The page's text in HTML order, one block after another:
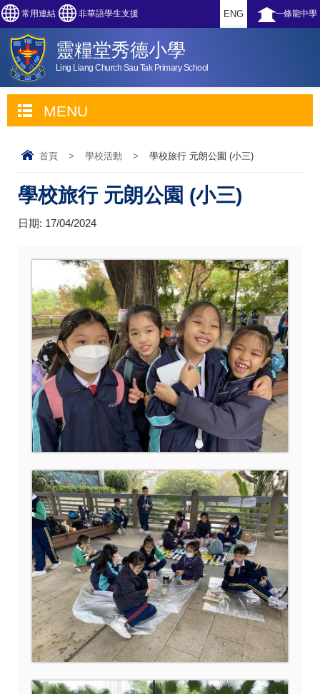
常用連結 非華語學生支援 一條龍中學
ENG
靈糧堂秀德小學
Ling Liang Church Sau Tak Primary School
MENU
首頁 > 學校活動 > 學校旅行 元朗公園 (小三)
學校旅行 元朗公園 (小三)
日期: 17/04/2024